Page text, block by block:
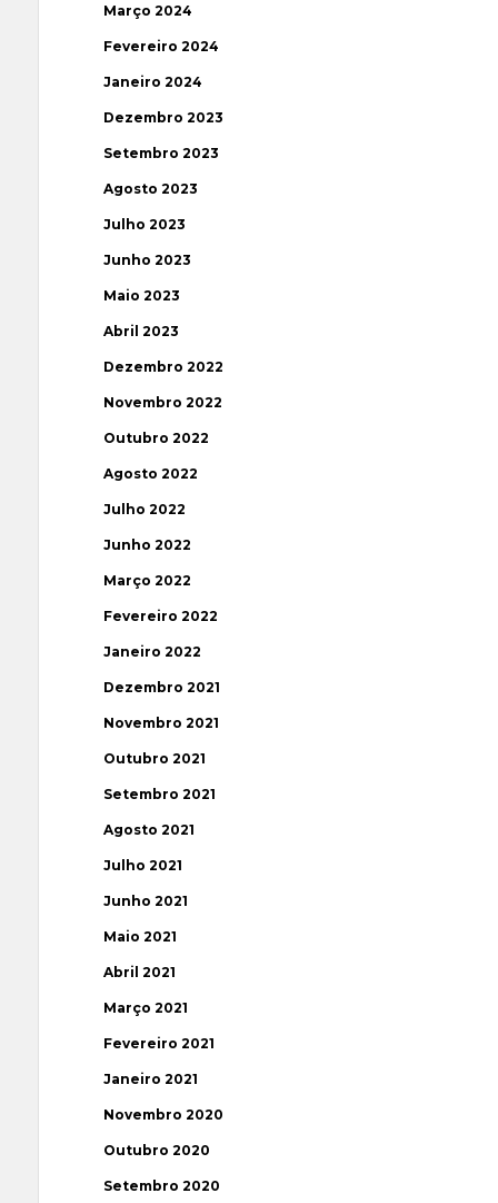
Março 2024
Fevereiro 2024
Janeiro 2024
Dezembro 2023
Setembro 2023
Agosto 2023
Julho 2023
Junho 2023
Maio 2023
Abril 2023
Dezembro 2022
Novembro 2022
Outubro 2022
Agosto 2022
Julho 2022
Junho 2022
Março 2022
Fevereiro 2022
Janeiro 2022
Dezembro 2021
Novembro 2021
Outubro 2021
Setembro 2021
Agosto 2021
Julho 2021
Junho 2021
Maio 2021
Abril 2021
Março 2021
Fevereiro 2021
Janeiro 2021
Novembro 2020
Outubro 2020
Setembro 2020